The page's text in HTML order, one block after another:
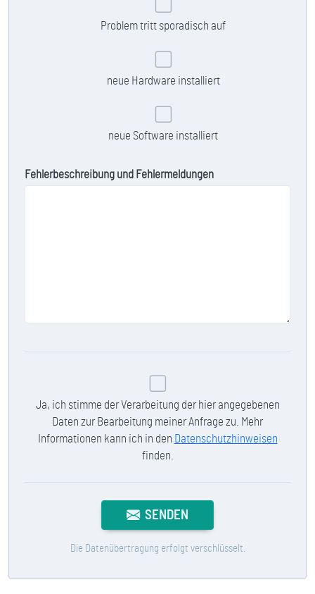
Problem tritt sporadisch auf
neue Hardware installiert
neue Software installiert
Fehlerbeschreibung und Fehlermeldungen
Ja, ich stimme der Verarbeitung der hier angegebenen
Daten zur Bearbeitung meiner Anfrage zu. Mehr
Informationen kann ich in den
Datenschutzhinweisen
finden.
SENDEN
Die Datenübertragung erfolgt verschlüsselt.